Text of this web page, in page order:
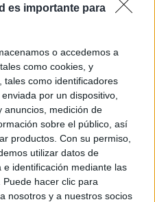
es importante para
o accedemos a
como cookies, y
tales como identificadores
por un dispositivo,
anuncios, medición de
sobre el público, así
productos. Con su permiso,
utilizar datos de
identificación mediante las
hacer clic para
nosotros y a nuestros socios